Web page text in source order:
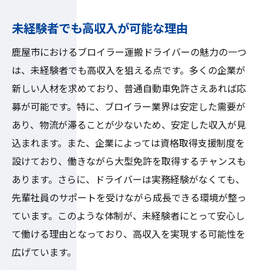
未経験者でも高収入が可能な理由
鹿屋市におけるブロイラー運搬ドライバーの魅力の一つ
は、未経験者でも高収入を狙える点です。多くの企業が
新しい人材を求めており、普通自動車免許さえあれば応
募が可能です。特に、ブロイラー業界は安定した需要が
あり、物流が滞ることが少ないため、安定した収入が見
込まれます。また、企業によっては資格取得支援制度を
設けており、働きながら大型免許を取得するチャンスも
あります。さらに、ドライバーは実務経験がなくても、
先輩社員のサポートを受けながら成長できる環境が整っ
ています。このような体制が、未経験者にとって安心し
て働ける理由となっており、高収入を実現する可能性を
広げています。